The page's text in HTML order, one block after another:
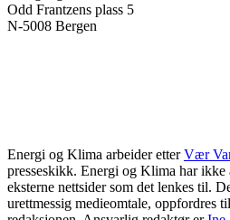
Odd Frantzens plass 5
N-5008 Bergen
Energi og Klima arbeider etter Vær
presseskikk. Energi og Klima har ikke
eksterne nettsider som det lenkes til.
urettmessig medieomtale, oppfordres